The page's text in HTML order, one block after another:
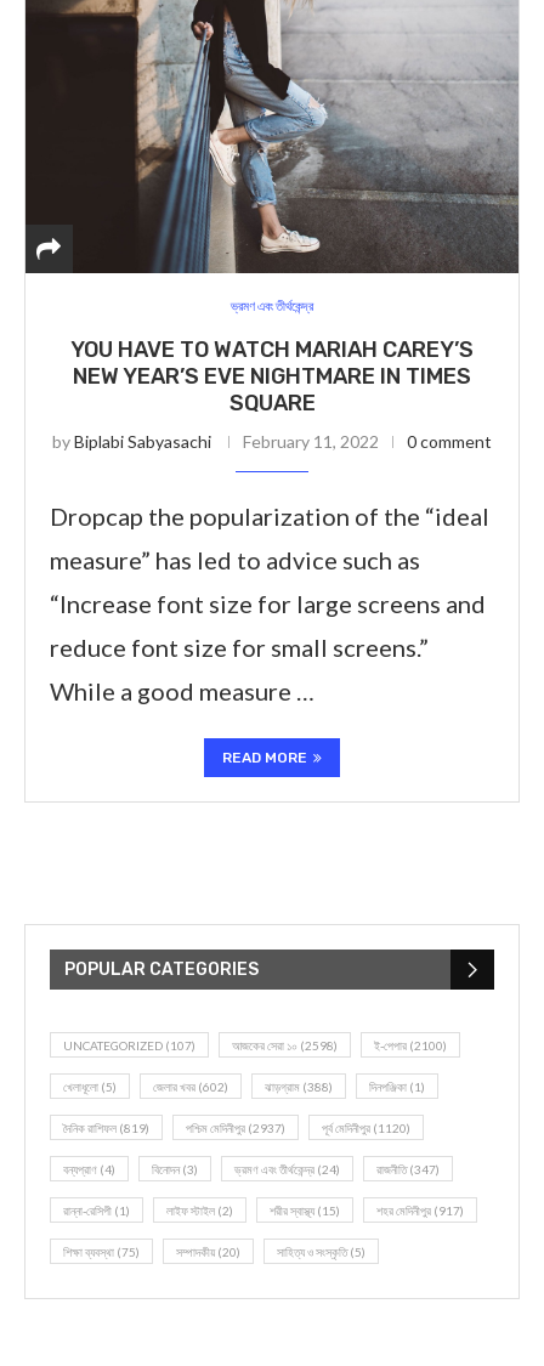
ভ্রমণ এবং তীর্থকেন্দ্র
YOU HAVE TO WATCH MARIAH CAREY’S
NEW YEAR’S EVE NIGHTMARE IN TIMES
SQUARE
byBiplabi Sabyasachi February 11, 2022 0 comment
Dropcap the popularization of the “ideal
measure” has led to advice such as
“Increase font size for large screens and
reduce font size for small screens.”
While a good measure …
READ MORE
POPULAR CATEGORIES
UNCATEGORIZED (107) আজকের সেরা ১০ (2598) ই-পেপার (2100)
খেলাধূলো (5) জেলার খবর (602) ঝাড়গ্রাম (388) দিনপঞ্জিকা (1)
দৈনিক রাশিফল (819) পশ্চিম মেদিনীপুর (2937) পূর্ব মেদিনীপুর (1120)
বন্যপ্রাণ (4) বিনোদন(3) ভ্রমণ এবং তীর্থকেন্দ্র (24) রাজনীতি(347)
রান্না-রেসিপী (1) লাইফ স্টাইল (2) শরীর স্বাস্থ্য (15) শহর মেদিনীপুর (917)
শিক্ষা ব্যবস্থা (75) সম্পাদকীয় (20) সাহিত্য ও সংস্কৃতি(5)